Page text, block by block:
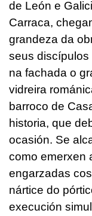
de León e
Carraca,
grandeza da
seus
na fachada o
vidreira
barroco de
historia, que
ocasión. Se
como emerxen
engarzadas
nártice do
execución